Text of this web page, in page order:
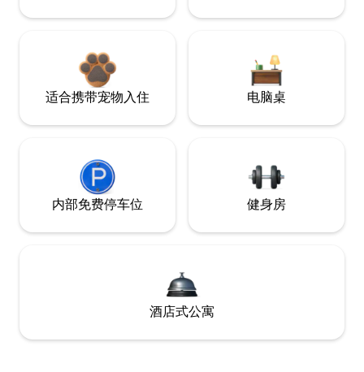
适合携带宠物入住 电脑桌
内部免费停车位 健身房
酒店式公寓